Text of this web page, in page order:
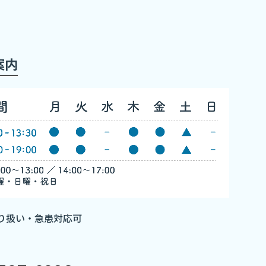
内
い・急患対応可